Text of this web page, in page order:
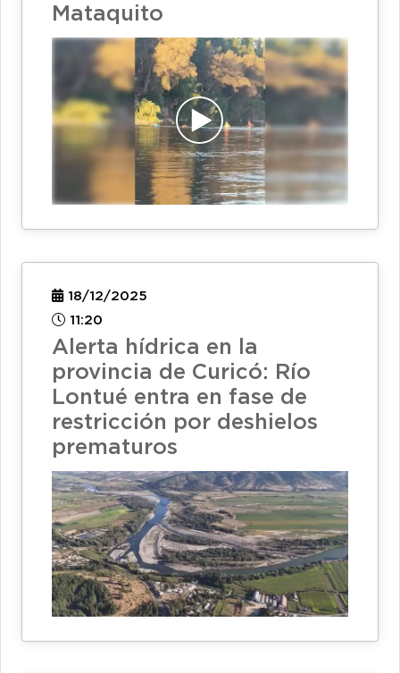
Mataquito
18/12/2025
11:20
Alerta hídrica en la
provincia de Curicó: Río
Lontué entra en fase de
restricción por deshielos
prematuros